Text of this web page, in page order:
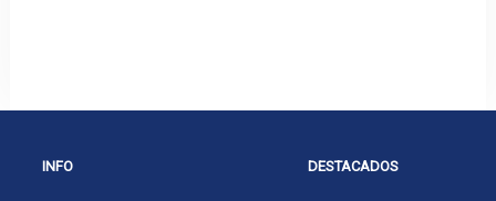
INFO DESTACADOS